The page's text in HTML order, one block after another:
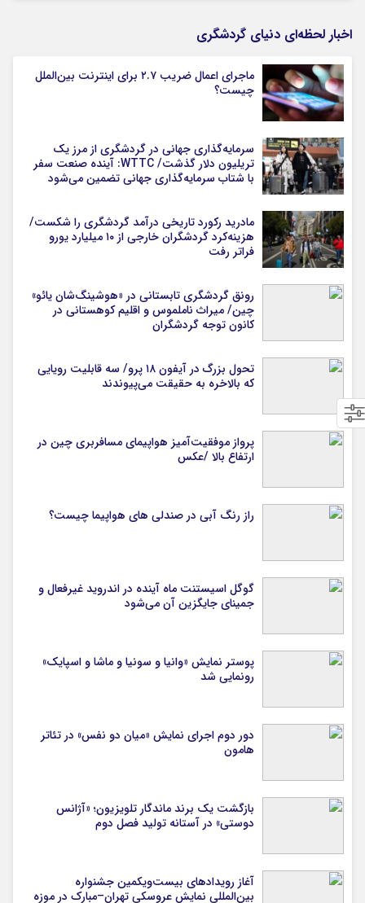
اخبار لحظه‌ای دنیای گردشگری
ماجرای اعمال ضریب ۲.۷ برای اینترنت بین‌الملل
چیست؟
سرمایه‌گذاری جهانی در گردشگری از مرز یک
تریلیون دلار گذشت/ WTTC: آینده صنعت سفر
با شتاب سرمایه‌گذاری جهانی تضمین می‌شود
مادرید رکورد تاریخی درآمد گردشگری را شکست/
هزینه‌کرد گردشگران خارجی از ۱۰ میلیارد یورو
فراتر رفت
رونق گردشگری تابستانی در «هوشینگ‌شان یائو»
چین/ میراث ناملموس و اقلیم کوهستانی در
کانون توجه گردشگران
تحول بزرگ در آیفون ۱۸ پرو/ سه قابلیت رویایی
که بالاخره به حقیقت می‌پیوندند
پرواز موفقیت‌آمیز هواپیمای مسافربری چین در
ارتفاع بالا /عکس
راز رنگ آبی در صندلی های هواپیما چیست؟
گوگل اسیستنت ماه آینده در اندروید غیرفعال و
جمینای جایگزین آن می‌شود
پوستر نمایش «وانیا و سونیا و ماشا و اسپایک»
رونمایی شد
دور دوم اجرای نمایش «میان دو نفس» در تئاتر
هامون
بازگشت یک برند ماندگار تلویزیون؛ «آژانس
دوستی» در آستانه تولید فصل دوم
آغاز رویدادهای بیست‌ویکمین جشنواره
بین‌المللی نمایش عروسکی تهران–مبارک در موزه